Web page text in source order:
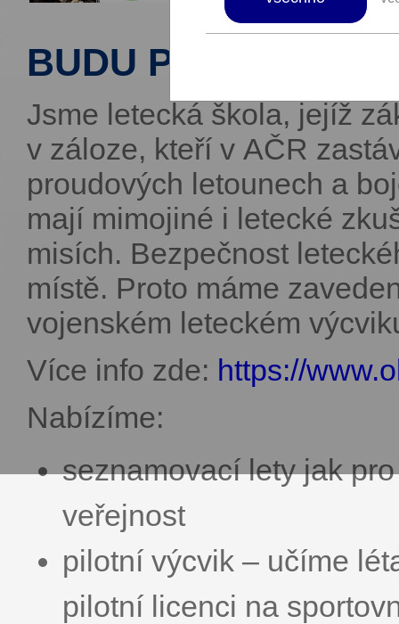
BUDU PILOTEM!
Jsme letecká škola, jejíž
v záloze, kteří v AČR
proudových letounech a
mají mimojiné i letecké
misích. Bezpečnost
místě. Proto máme
vojenském leteckém
Více info zde: https://
Nabízíme:
seznamovací lety jak
veřejnost
pilotní výcvik – učíme
pilotní licenci na